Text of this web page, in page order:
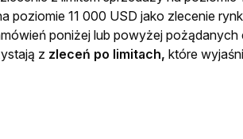
poziomie 11 000 USD jako zlecenie
poniżej lub powyżej pożądanych
z zleceń po limitach, które